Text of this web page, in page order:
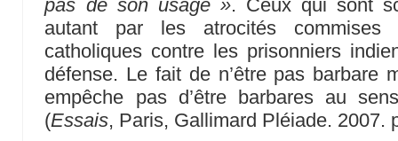
pas de son usage ». Ceux qui sont
autant par les atrocités
catholiques contre les prisonniers
défense. Le fait de n’être pas barbare
empêche pas d’être barbares au
(Essais, Paris, Gallimard Pléiade. 2007.